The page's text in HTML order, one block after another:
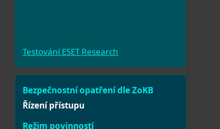
Testování ESET Research
Řízení přístupu